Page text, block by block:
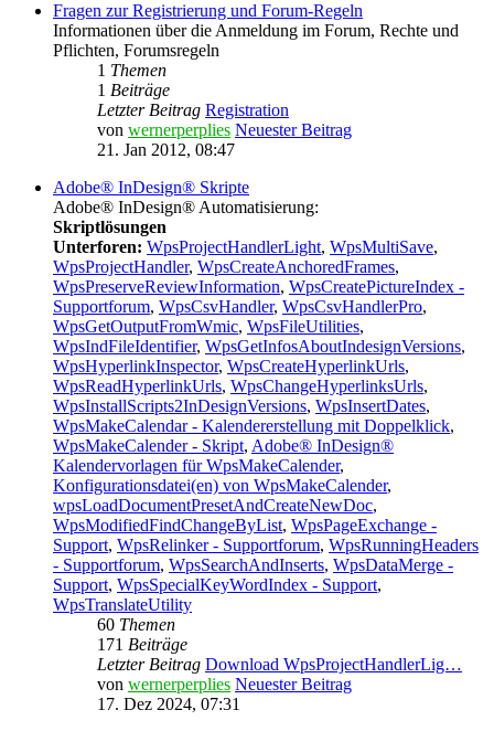
Fragen zur Registrierung und Forum-Regeln
Informationen über die Anmeldung im Forum, Rechte und
Pflichten, Forumsregeln
1 Themen
1 Beiträge
Letzter Beitrag Registration
von wernerperplies Neuester Beitrag
21. Jan 2012, 08:47
Adobe® InDesign® Skripte
Adobe® InDesign® Automatisierung:
Skriptlösungen
Unterforen: WpsProjectHandlerLight, WpsMultiSave,
WpsProjectHandler, WpsCreateAnchoredFrames,
WpsPreserveReviewInformation, WpsCreatePictureIndex -
Supportforum, WpsCsvHandler, WpsCsvHandlerPro,
WpsGetOutputFromWmic, WpsFileUtilities,
WpsIndFileIdentifier, WpsGetInfosAboutIndesignVersions,
WpsHyperlinkInspector, WpsCreateHyperlinkUrls,
WpsReadHyperlinkUrls, WpsChangeHyperlinksUrls,
WpsInstallScripts2InDesignVersions, WpsInsertDates,
WpsMakeCalendar - Kalendererstellung mit Doppelklick,
WpsMakeCalender - Skript, Adobe® InDesign®
Kalendervorlagen für WpsMakeCalender,
Konfigurationsdatei(en) von WpsMakeCalender,
wpsLoadDocumentPresetAndCreateNewDoc,
WpsModifiedFindChangeByList, WpsPageExchange -
Support, WpsRelinker - Supportforum, WpsRunningHeaders
- Supportforum, WpsSearchAndInserts, WpsDataMerge -
Support, WpsSpecialKeyWordIndex - Support,
WpsTranslateUtility
60 Themen
171 Beiträge
Letzter Beitrag Download WpsProjectHandlerLig…
von wernerperplies Neuester Beitrag
17. Dez 2024, 07:31